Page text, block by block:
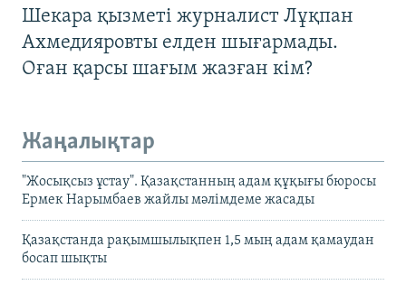
Шекара қызметі журналист Лұқпан
Ахмедияровты елден шығармады.
Оған қарсы шағым жазған кім?
Жаңалықтар
"Жосықсыз ұстау". Қазақстанның адам құқығы бюросы
Ермек Нарымбаев жайлы мәлімдеме жасады
Қазақстанда рақымшылықпен 1,5 мың адам қамаудан
босап шықты